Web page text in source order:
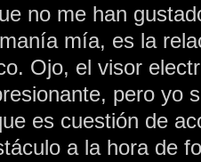
no me han
mía, es la
Ojo, el visor
pero yo
es cuestión de
a la hora de